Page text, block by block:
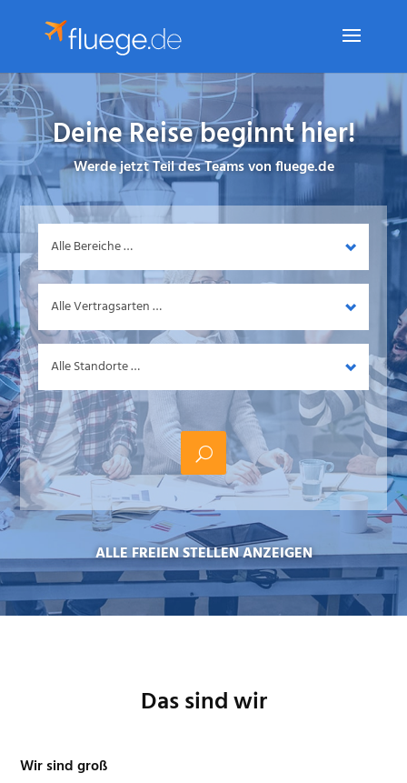
Deine Reise beginnt hier!
Werde jetzt Teil des Teams von fluege.de
Bereich
Vertragsart
Standort
ALLE FREIEN STELLEN ANZEIGEN
Das sind wir
Wir sind groß